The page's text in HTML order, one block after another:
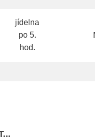
jídelna
po 5.
hod.